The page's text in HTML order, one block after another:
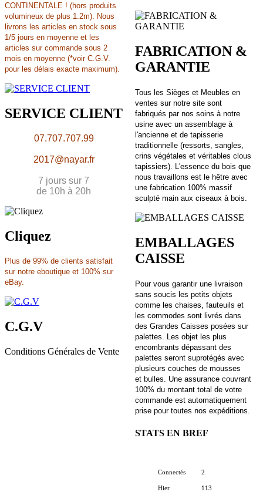
CONTINENTALE ! (hors produits
volumineux de plus 1.2m). Nous
livrons les articles en stock sous
1/5 jours en moyenne et les
articles sur commande sous 2
mois en moyenne (*voir C.G.V.
pour les délais exacte maximum).
SERVICE CLIENT
07.707.707.99
2017@nayar.fr
7 jours sur 7
de 10h à 20h
Cliquez
Plus de 99% de clients satisfait
sur notre eboutique et 100% sur
eBay.
C.G.V
Conditions Générales de Vente
FABRICATION &
GARANTIE
Tous les Sièges et Meubles en
ventes sur notre site sont
fabriqués par nos soins à notre
usine avec un assemblage à
l'ancienne et de tapisserie
traditionnelle (ressorts, sangles,
crins végétales et véritables clous
tapissiers). L'essence du bois que
nous travaillons est le hêtre avec
une fabrication 100% massif
sculpté main aux ciseaux à bois.
EMBALLAGES
CAISSE
Pour vous garantir une livraison
sans soucis les petits objets
comme les chaises, fauteuils et
les commodes sont livrés dans
des Grandes Caisses posées sur
palettes. Les objet les plus
encombrants dépassant des
palettes seront suprotégés avec
plusieurs couches de mousses
et bulles. Une assurance couvrant
100% du montant total de votre
commande est automatiquement
prise pour toutes nos expéditions.
STATS EN BREF
Connectés 2
Hier 113